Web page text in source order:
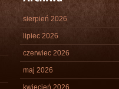
sierpień 2026
lipiec 2026
czerwiec 2026
maj 2026
kwiecień 2026